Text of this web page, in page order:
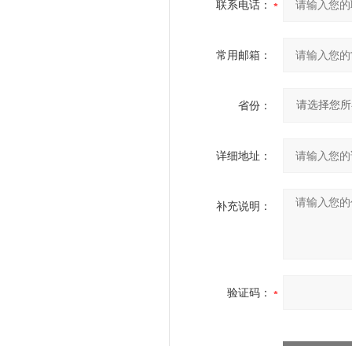
联系电话：
常用邮箱：
省份：
详细地址：
补充说明：
验证码：